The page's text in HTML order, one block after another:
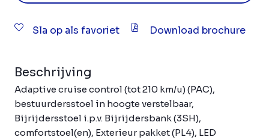
Sla op als favoriet Download brochure
Beschrijving
Adaptive cruise control (tot 210 km/u) (PAC),
bestuurdersstoel in hoogte verstelbaar,
Bijrijdersstoel i.p.v. Bijrijdersbank (3SH),
comfortstoel(en), Exterieur pakket (PL4), LED